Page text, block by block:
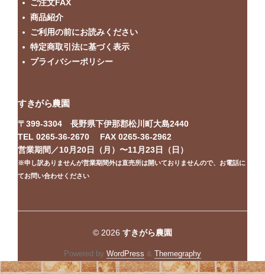
ご注文FAX
商品紹介
ご利用の前にお読みください
特定商取引法に基づく表示
プライバシーポリシー
すきがら農園
〒399-3304 長野県下伊那郡松川町大島2440
TEL 0265-36-2670 FAX 0265-36-2962
営業期間／10月20日（月）〜11月23日（日）
※申し訳ありませんが営業期間外は直売所は開いておりませんので、お電話に
てお問い合わせください
© 2026 すきがら農園
Powered by WordPress & Themegraphy